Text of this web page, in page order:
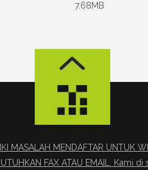
7.68MB
MASALAH MENDAFTAR UNTUK
FAX ATAU EMAIL. Kami